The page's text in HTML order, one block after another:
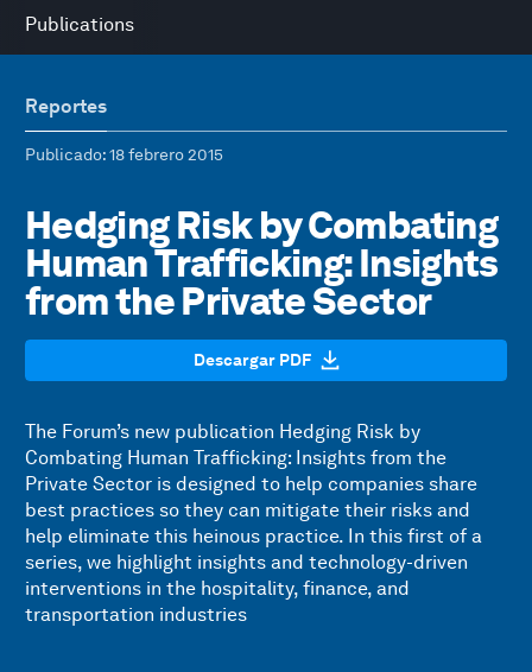
Publications
Reportes
Publicado: 18 febrero 2015
Hedging Risk by Combating
Human Trafficking: Insights
from the Private Sector
Descargar PDF
The Forum’s new publication Hedging Risk by
Combating Human Trafficking: Insights from the
Private Sector is designed to help companies share
best practices so they can mitigate their risks and
help eliminate this heinous practice. In this first of a
series, we highlight insights and technology-driven
interventions in the hospitality, finance, and
transportation industries